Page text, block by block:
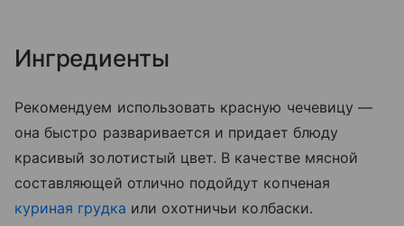
Ингредиенты
Рекомендуем использовать красную чечевицу —
она быстро разваривается и придает блюду
красивый золотистый цвет. В качестве мясной
составляющей отлично подойдут копченая
куриная грудка или охотничьи колбаски.